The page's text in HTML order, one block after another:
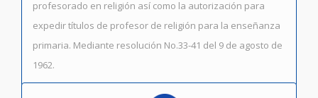
profesorado en religión así como la autorización para
expedir títulos de profesor de religión para la enseñanza
primaria. Mediante resolución No.33-41 del 9 de agosto de
1962.